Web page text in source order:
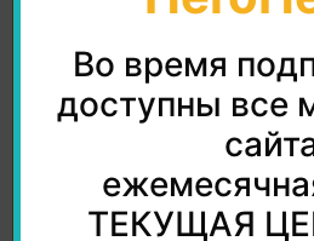
Во время
доступны все
ТЕКУЩАЯ